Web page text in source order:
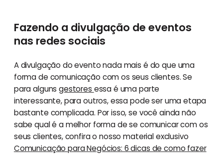
Fazendo a divulgação de eventos
nas redes sociais
A divulgação do evento nada mais é do que uma
forma de comunicação com os seus clientes. Se
para algunsgestores essa é uma parte
interessante, para outros, essa pode ser uma etapa
bastante complicada. Por isso, se você ainda não
sabe qual é a melhor forma de se comunicar com os
seus clientes, confira o nosso material exclusivo
Comunicação para Negócios: 6 dicas de como fazer